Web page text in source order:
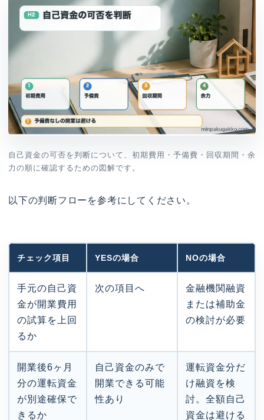
自己資金の可否を判断について、初期費用・予備費・回収期間・余
力の順に確認するための図解です。
以下の判断フローを参考にしてください。
チェック項目 YESの場合 NOの場合
手元の自己資
金が開業費用
の試算を上回
るか
次の項目へ
金融機関融資
または補助金
の検討が必要
開業後6ヶ月
分の運転資金
が別途確保で
きるか
自己資金のみで
開業できる可能
性あり
運転資金分だ
け融資を検
討。全額自己
資金は避ける